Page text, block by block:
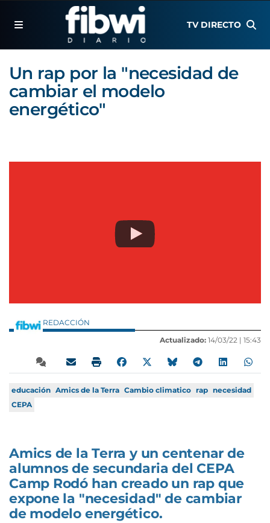
TV DIRECTO
Un rap por la "necesidad de
cambiar el modelo
energético"
REDACCIÓN
Actualizado: 14/03/22 | 15:43
educación Amics de la Terra Cambio climatico rap necesidad
CEPA
Amics de la Terra y un centenar de
alumnos de secundaria del CEPA
Camp Rodó han creado un rap que
expone la "necesidad" de cambiar
de modelo energético.